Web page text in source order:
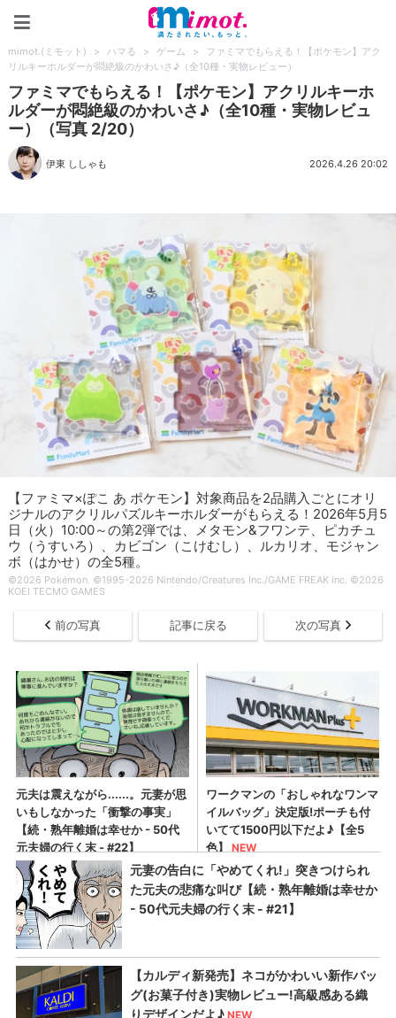
mimot.(ミモット) > ハマる > ゲーム >
ファミマでもらえる！【ポケモン】アク
リルキーホルダーが悶絶級のかわいさ♪（全10種・実物レビュー）
ファミマでもらえる！【ポケモン】アクリルキーホ
ルダーが悶絶級のかわいさ♪（全10種・実物レビュ
ー）（写真 2/20）
伊東 ししゃも 2026.4.26 20:02
【ファミマ×ぽこ あ ポケモン】対象商品を2品購入ごとにオリ
ジナルのアクリルパズルキーホルダーがもらえる！2026年5月5
日（火）10:00～の第2弾では、メタモン&フワンテ、ピカチュ
ウ（うすいろ）、カビゴン（こけむし）、ルカリオ、モジャン
ボ（はかせ）の全5種。
©2026 Pokémon. ©1995-2026 Nintendo/Creatures Inc./GAME FREAK inc. ©2026
KOEI TECMO GAMES
前の写真 記事に戻る 次の写真